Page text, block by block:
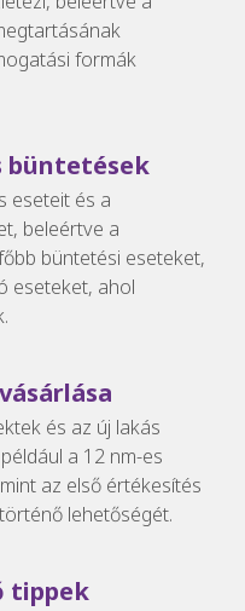
formák
büntetések
eseteit és a
beleértve a
büntetési eseteket,
eseteket, ahol
és az új lakás
a 12 nm-es
az első értékesítés
lehetőségét.
tippek